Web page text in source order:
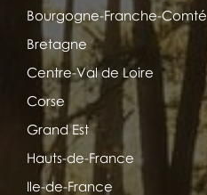
Bourgogne-Franche-Comté
Bretagne
Centre-Val de Loire
Corse
Grand Est
Hauts-de-France
Ile-de-France